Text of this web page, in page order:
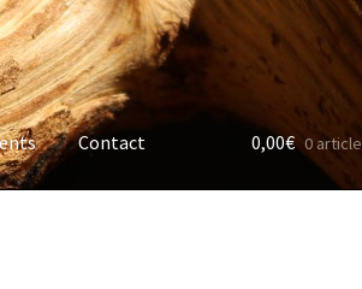
Contact 0,00€ 0 article